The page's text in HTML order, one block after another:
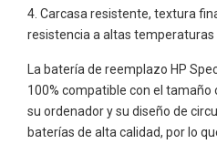
Carcasa resistente, textura
resistencia a altas temperaturas
La batería de reemplazo HP
100% compatible con el tamaño
su ordenador y su diseño de
baterías de alta calidad, por lo